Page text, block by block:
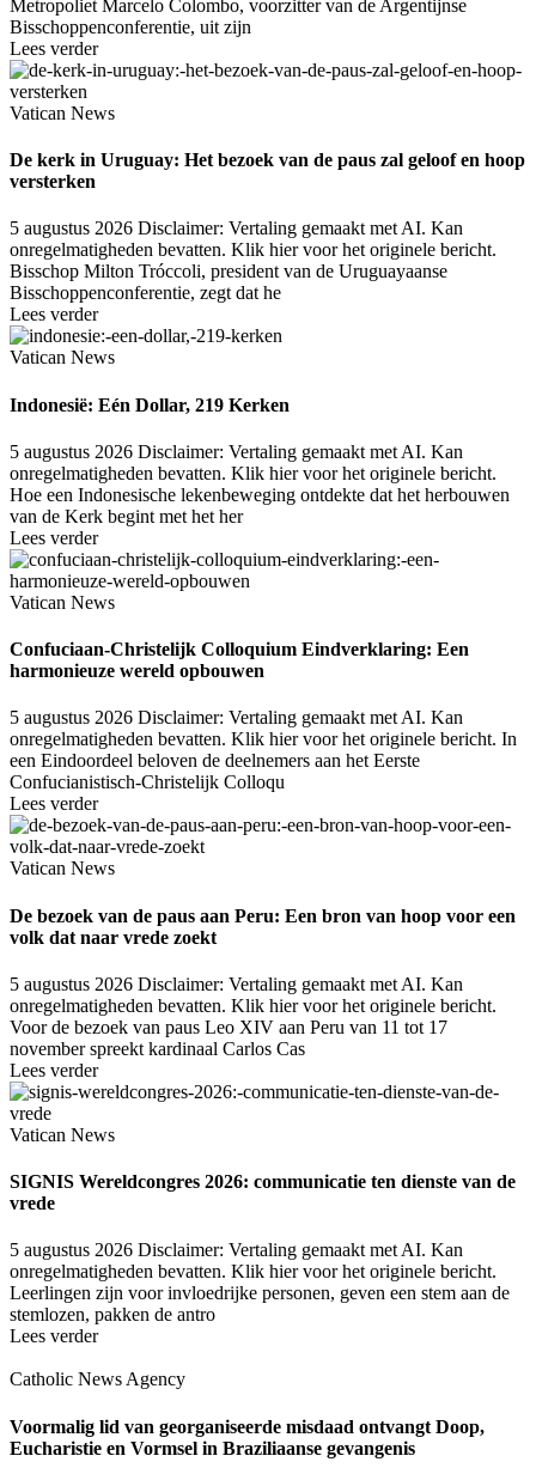
Metropoliet Marcelo Colombo, voorzitter van de Argentijnse
Bisschoppenconferentie, uit zijn
Lees verder
Vatican News
De kerk in Uruguay: Het bezoek van de paus zal geloof en hoop
versterken
5 augustus 2026 Disclaimer: Vertaling gemaakt met AI. Kan
onregelmatigheden bevatten. Klik hier voor het originele bericht.
Bisschop Milton Tróccoli, president van de Uruguayaanse
Bisschoppenconferentie, zegt dat he
Lees verder
Vatican News
Indonesië: Eén Dollar, 219 Kerken
5 augustus 2026 Disclaimer: Vertaling gemaakt met AI. Kan
onregelmatigheden bevatten. Klik hier voor het originele bericht.
Hoe een Indonesische lekenbeweging ontdekte dat het herbouwen
van de Kerk begint met het her
Lees verder
Vatican News
Confuciaan-Christelijk Colloquium Eindverklaring: Een
harmonieuze wereld opbouwen
5 augustus 2026 Disclaimer: Vertaling gemaakt met AI. Kan
onregelmatigheden bevatten. Klik hier voor het originele bericht. In
een Eindoordeel beloven de deelnemers aan het Eerste
Confucianistisch-Christelijk Colloqu
Lees verder
Vatican News
De bezoek van de paus aan Peru: Een bron van hoop voor een
volk dat naar vrede zoekt
5 augustus 2026 Disclaimer: Vertaling gemaakt met AI. Kan
onregelmatigheden bevatten. Klik hier voor het originele bericht.
Voor de bezoek van paus Leo XIV aan Peru van 11 tot 17
november spreekt kardinaal Carlos Cas
Lees verder
Vatican News
SIGNIS Wereldcongres 2026: communicatie ten dienste van de
vrede
5 augustus 2026 Disclaimer: Vertaling gemaakt met AI. Kan
onregelmatigheden bevatten. Klik hier voor het originele bericht.
Leerlingen zijn voor invloedrijke personen, geven een stem aan de
stemlozen, pakken de antro
Lees verder
Catholic News Agency
Voormalig lid van georganiseerde misdaad ontvangt Doop,
Eucharistie en Vormsel in Braziliaanse gevangenis